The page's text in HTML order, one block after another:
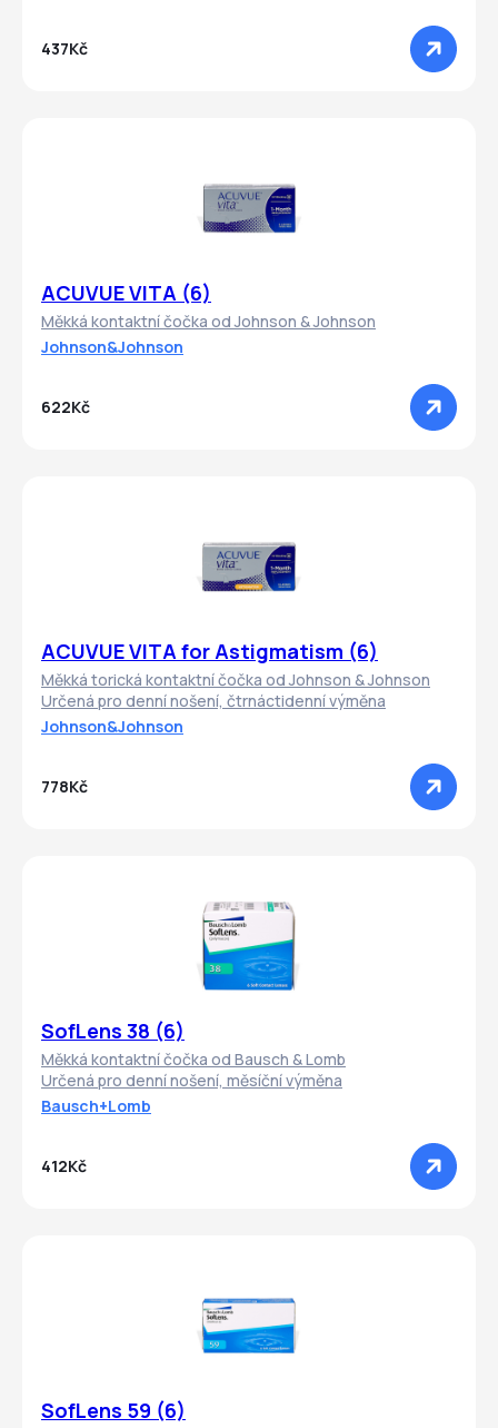
437Kč
ACUVUE VITA (6)
Měkká kontaktní čočka od Johnson & Johnson
Johnson&Johnson
622Kč
ACUVUE VITA for Astigmatism (6)
Měkká torická kontaktní čočka od Johnson & Johnson
Určená pro denní nošení, čtrnáctidenní výměna
Johnson&Johnson
778Kč
SofLens 38 (6)
Měkká kontaktní čočka od Bausch & Lomb
Určená pro denní nošení, měsíční výměna
Bausch+Lomb
412Kč
SofLens 59 (6)